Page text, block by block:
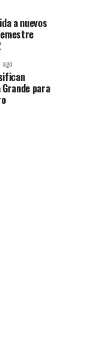
a nuevos
ago
para